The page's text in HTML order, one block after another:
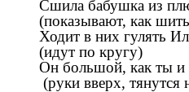
Сшила бабушка из
(показывают, как
Ходит в них гулять
(идут по кругу)
Он большой, как ты и
(руки вверх, тянутся